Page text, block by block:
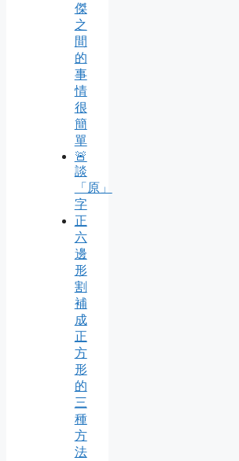
傑
之
間
的
事
情
很
簡
單
🚨
談
「原」
字
正
六
邊
形
割
補
成
正
方
形
的
三
種
方
法